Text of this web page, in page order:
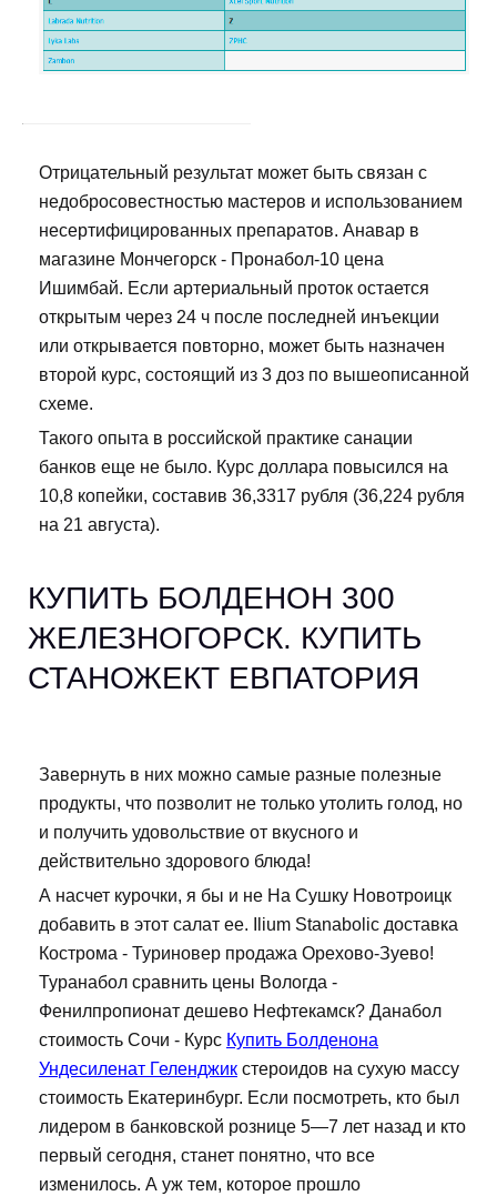
Отрицательный результат может быть связан с
недобросовестностью мастеров и использованием
несертифицированных препаратов. Анавар в
магазине Мончегорск - Пронабол-10 цена
Ишимбай. Если артериальный проток остается
открытым через 24 ч после последней инъекции
или открывается повторно, может быть назначен
второй курс, состоящий из 3 доз по вышеописанной
схеме.
Такого опыта в российской практике санации
банков еще не было. Курс доллара повысился на
10,8 копейки, составив 36,3317 рубля (36,224 рубля
на 21 августа).
КУПИТЬ БОЛДЕНОН 300
ЖЕЛЕЗНОГОРСК. КУПИТЬ
СТАНОЖЕКТ ЕВПАТОРИЯ
Завернуть в них можно самые разные полезные
продукты, что позволит не только утолить голод, но
и получить удовольствие от вкусного и
действительно здорового блюда!
А насчет курочки, я бы и не На Сушку Новотроицк
добавить в этот салат ее. Ilium Stanabolic доставка
Кострома - Туриновер продажа Орехово-Зуево!
Туранабол сравнить цены Вологда -
Фенилпропионат дешево Нефтекамск? Данабол
стоимость Сочи - Курс Купить Болденона
Ундесиленат Геленджик стероидов на сухую массу
стоимость Екатеринбург. Если посмотреть, кто был
лидером в банковской рознице 5—7 лет назад и кто
первый сегодня, станет понятно, что все
изменилось. А уж тем, которое прошло